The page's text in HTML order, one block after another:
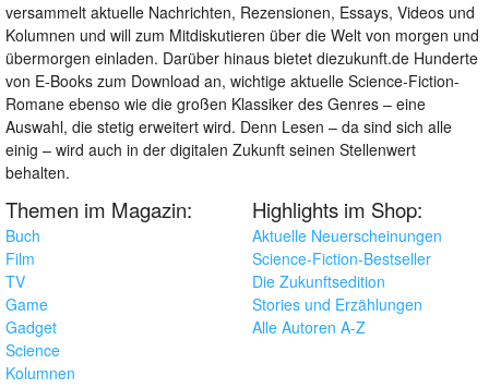
versammelt aktuelle Nachrichten, Rezensionen, Essays, Videos und
Kolumnen und will zum Mitdiskutieren über die Welt von morgen und
übermorgen einladen. Darüber hinaus bietet diezukunft.de Hunderte
von E-Books zum Download an, wichtige aktuelle Science-Fiction-
Romane ebenso wie die großen Klassiker des Genres – eine
Auswahl, die stetig erweitert wird. Denn Lesen – da sind sich alle
einig – wird auch in der digitalen Zukunft seinen Stellenwert
behalten.
Themen im Magazin:
Buch
Film
TV
Game
Gadget
Science
Kolumnen
Highlights im Shop:
Aktuelle Neuerscheinungen
Science-Fiction-Bestseller
Die Zukunftsedition
Stories und Erzählungen
Alle Autoren A-Z